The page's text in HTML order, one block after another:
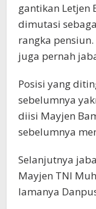
gantikan Letjen
dimutasi
rangka
juga pernah
Posisi yang
sebelumnya
diisi Mayjen
sebelumnya
Selanjutnya
Mayjen TNI
lamanya